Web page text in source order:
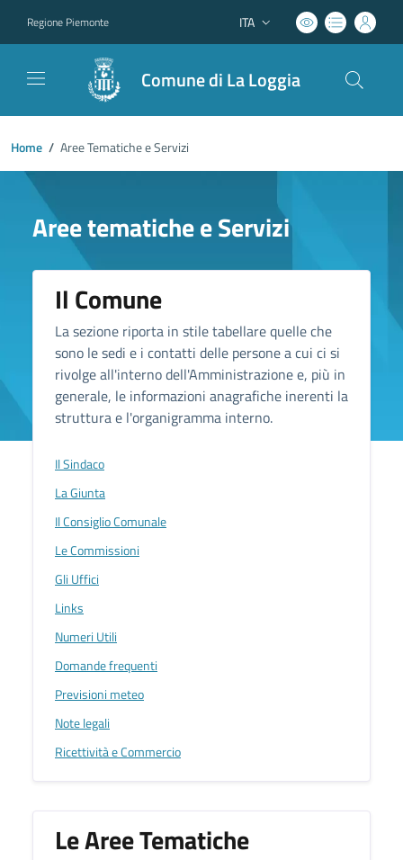
Regione Piemonte Lingua attiva:
ITA
Comune di La Loggia
Home / Aree Tematiche e Servizi
Aree tematiche e Servizi
Il Comune
La sezione riporta in stile tabellare quelle che
sono le sedi e i contatti delle persone a cui ci si
rivolge all'interno dell'Amministrazione e, più in
generale, le informazioni anagrafiche inerenti la
struttura e l'organigramma interno.
Il Sindaco
La Giunta
Il Consiglio Comunale
Le Commissioni
Gli Uffici
Links
Numeri Utili
Domande frequenti
Previsioni meteo
Note legali
Ricettività e Commercio
Le Aree Tematiche